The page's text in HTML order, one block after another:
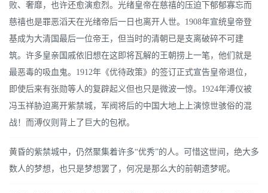
败、奢靡，也许还愈演愈烈。光绪皇帝在慈禧的压迫下郁郁寡忘而
慈禧也是罪恶滔天在光绪帝后一日也离开人世。1908年宣统皇帝登
基成为大清国最后一位帝王，但当时的清朝已是支离破碎不可建
筑。许多皇亲国戚依旧想在这即将瓦解的王朝捞上一笔，他们就是
最恶毒的吸血鬼。1912年《优待政策》的签订正式宣告皇帝退位，
即使后来有张勋等人的复辟起义但也只是微波一惊。1924年溥仪被
冯玉祥胁迫离开紫禁城，军阀将后的中国大地上上演惊世骇俗的混
战！而溥仪则背上了巨大的包袱。
黄昏的紫禁城中，仍然聚集着许多“优秀”的人。可惜这世间，绝大多
数人的梦想，也只是梦想罢了，何况是那么大的前朝遗梦呢。